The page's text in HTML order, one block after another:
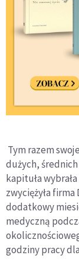
Tym razem
dużych, średnich
kapituła
zwyciężyła firma
dodatkowy
medyczną
godziny pracy